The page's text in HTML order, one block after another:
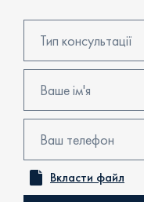
Тип консультації
Бронювання
Онлайн консультація
Вкласти файл